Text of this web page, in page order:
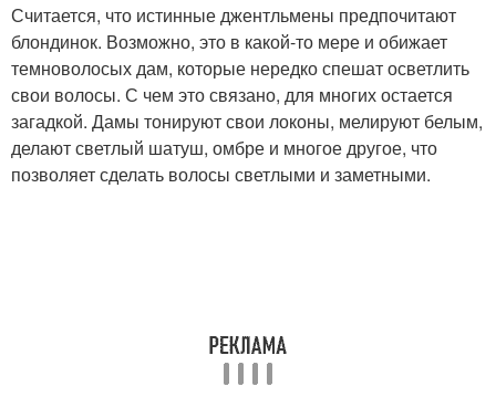
Считается, что истинные джентльмены предпочитают
блондинок. Возможно, это в какой-то мере и обижает
темноволосых дам, которые нередко спешат осветлить
свои волосы. С чем это связано, для многих остается
загадкой. Дамы тонируют свои локоны, мелируют белым,
делают светлый шатуш, омбре и многое другое, что
позволяет сделать волосы светлыми и заметными.